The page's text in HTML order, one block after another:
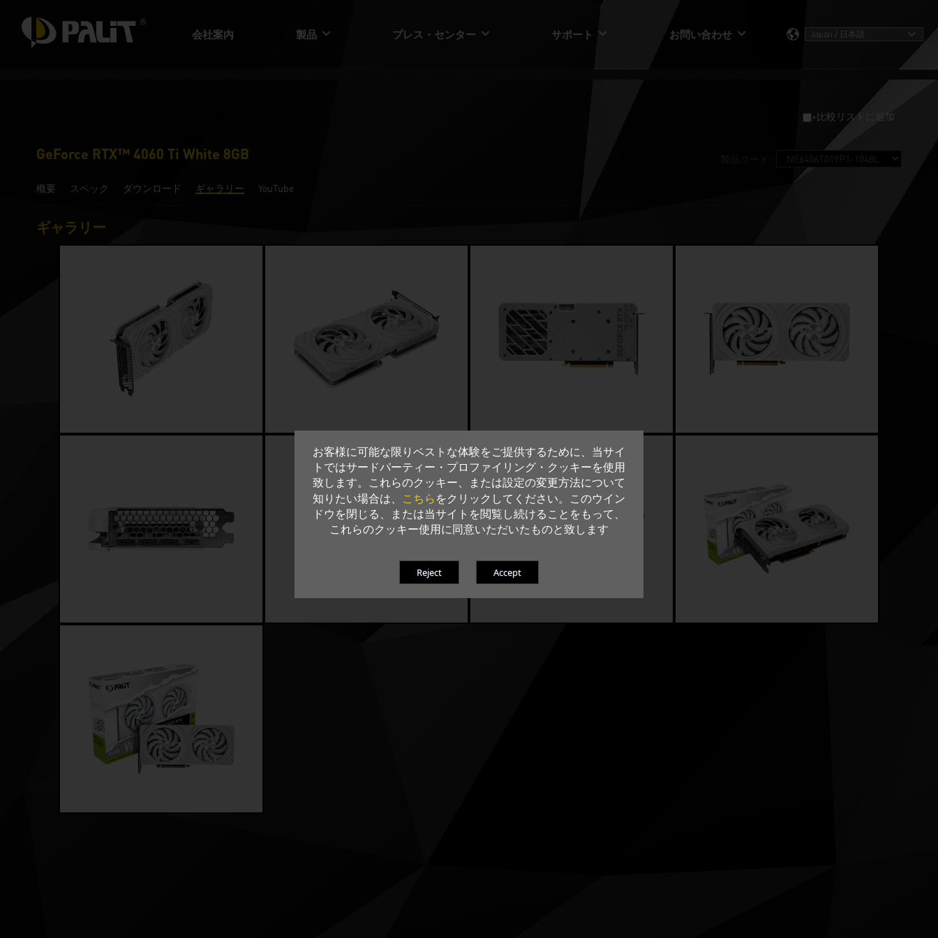
お客様に可能な限りベストな体験をご提供するために、当サイ
トではサードパーティー・プロファイリング・クッキーを使用
致します。これらのクッキー、または設定の変更方法について
知りたい場合は、
こちら をクリックしてください。このウイン
ドウを閉じる、または当サイトを閲覧し続けることをもって、
これらのクッキー使用に同意いただいたものと致します
会社案内 製品 プレス・センター サポート お問い合わせ
+比較リストに追加
GeForce RTX™ 4060 Ti White 8GB
概要 スペック ダウンロード ギャラリー YouTube
ギャラリー